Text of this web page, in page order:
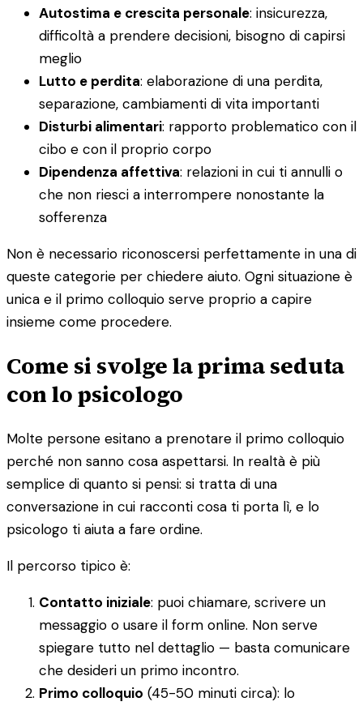
Autostima e crescita personale: insicurezza,
difficoltà a prendere decisioni, bisogno di capirsi
meglio
Lutto e perdita: elaborazione di una perdita,
separazione, cambiamenti di vita importanti
Disturbi alimentari: rapporto problematico con il
cibo e con il proprio corpo
Dipendenza affettiva: relazioni in cui ti annulli o
che non riesci a interrompere nonostante la
sofferenza
Non è necessario riconoscersi perfettamente in una di
queste categorie per chiedere aiuto. Ogni situazione è
unica e il primo colloquio serve proprio a capire
insieme come procedere.
Come si svolge la prima seduta
con lo psicologo
Molte persone esitano a prenotare il primo colloquio
perché non sanno cosa aspettarsi. In realtà è più
semplice di quanto si pensi: si tratta di una
conversazione in cui racconti cosa ti porta lì, e lo
psicologo ti aiuta a fare ordine.
Il percorso tipico è:
Contatto iniziale: puoi chiamare, scrivere un
messaggio o usare il form online. Non serve
spiegare tutto nel dettaglio — basta comunicare
che desideri un primo incontro.
Primo colloquio (45-50 minuti circa): lo